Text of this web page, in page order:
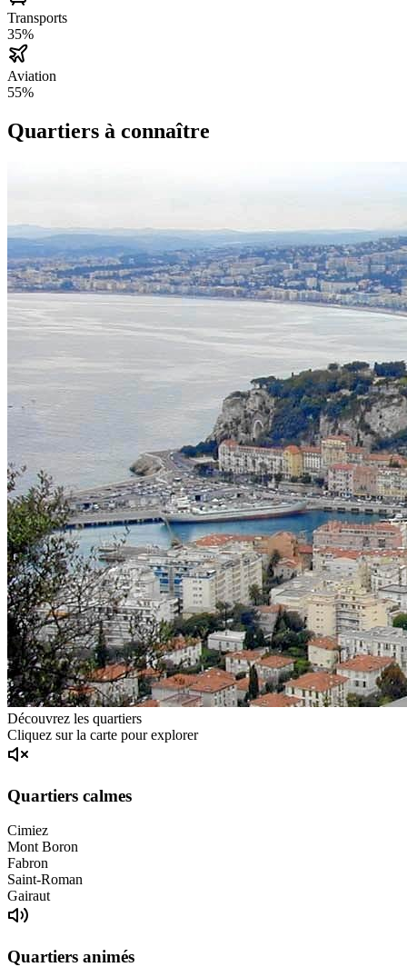
Transports
35%
Aviation
55%
Quartiers à connaître
Découvrez les quartiers
Cliquez sur la carte pour explorer
Quartiers calmes
Cimiez
Mont Boron
Fabron
Saint-Roman
Gairaut
Quartiers animés